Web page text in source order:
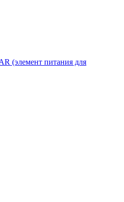
(элемент питания для